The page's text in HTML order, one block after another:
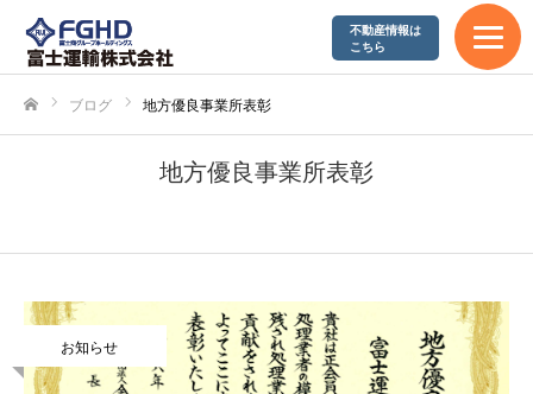
エコアクション21
やまぐち健康経営企業
採用情報
募集要項
富士運輸が求める人材
ブログ 地方優良事業所表彰
地方優良事業所表彰
お知らせ
不動産情報は
こちら